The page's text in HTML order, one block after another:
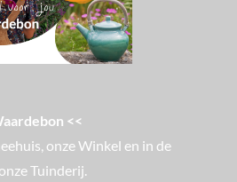
<<
onze Winkel en in de
Tuinderij.